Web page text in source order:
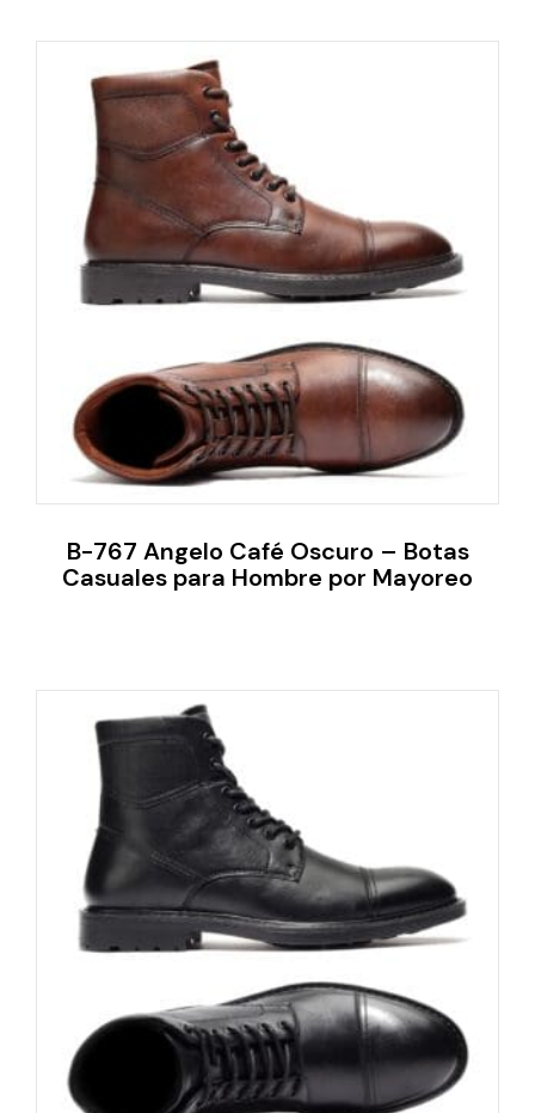
B-767 Angelo Café Oscuro – Botas
Casuales para Hombre por Mayoreo